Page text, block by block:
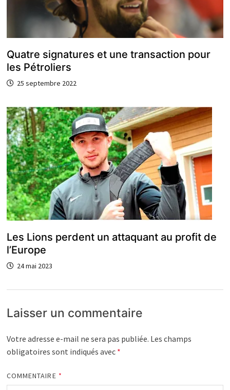
Quatre signatures et une transaction pour
les Pétroliers
25 septembre 2022
Les Lions perdent un attaquant au profit de
l’Europe
24 mai 2023
Laisser un commentaire
Votre adresse e-mail ne sera pas publiée. Les champs
obligatoires sont indiqués avec *
COMMENTAIRE *